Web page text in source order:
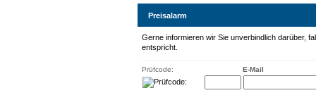
Preisalarm
Gerne informieren wir Sie unverbindlich darüber,
entspricht.
Prüfcode: E-Mail